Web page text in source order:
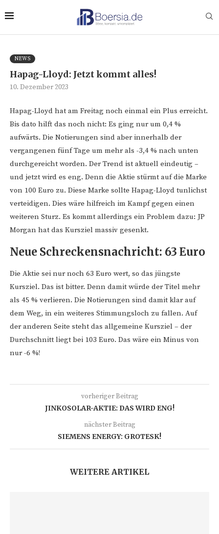
NEWS
Hapag-Lloyd: Jetzt kommt alles!
10. Dezember 2023
Hapag-Lloyd hat am Freitag noch einmal ein Plus erreicht.
Bis dato hilft das noch nicht: Es ging nur um 0,4 %
aufwärts. Die Notierungen sind aber innerhalb der
vergangenen fünf Tage um mehr als -3,4 % nach unten
durchgereicht worden. Der Trend ist aktuell eindeutig –
und jetzt wird es eng. Denn die Aktie stürmt auf die Marke
von 100 Euro zu. Diese Marke sollte Hapag-Lloyd tunlichst
verteidigen. Dies wäre hilfreich im Kampf gegen einen
weiteren Sturz. Es kommt allerdings ein Problem dazu: JP
Morgan hat das Kursziel massiv gesenkt.
Neue Schreckensnachricht: 63 Euro
Die Aktie sei nur noch 63 Euro wert, so das jüngste
Kursziel. Das ist bitter. Denn damit würde der Titel mehr
als 45 % verlieren. Die Notierungen sind damit klar auf
dem Weg, in ein weiteres Stimmungsloch zu fallen. Auf
der anderen Seite steht das allgemeine Kursziel – der
Durchschnitt liegt bei 103 Euro. Das wäre ein Minus von
nur -6 %!
vorheriger Beitrag
JINKOSOLAR-AKTIE: DAS WIRD ENG!
nächster Beitrag
SIEMENS ENERGY: GROTESK!
WEITERE ARTIKEL